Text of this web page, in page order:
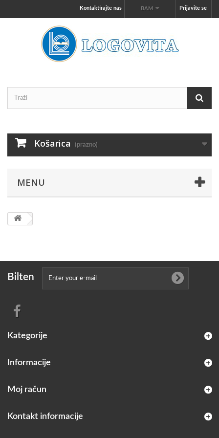
Prijavite se
BAM
Kontaktirajte nas
Košarica (prazno)
MENU
Bilten
Kategorije
Informacije
Moj račun
Kontakt informacije